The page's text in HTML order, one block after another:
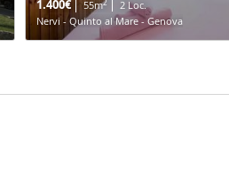
1.400€ 55m2
2 Loc.
Nervi - Quinto al Mare - Genova